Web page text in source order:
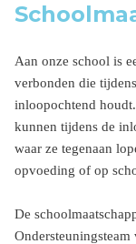
Aan onze school is
verbonden die
inloopochtend
kunnen tijdens de
waar ze tegenaan
opvoeding of op
De